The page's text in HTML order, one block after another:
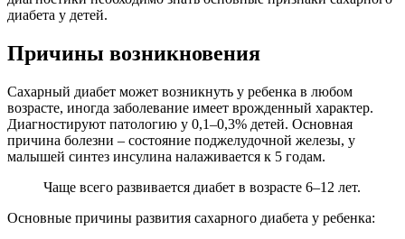
диабета у детей.
Причины возникновения
Сахарный диабет может возникнуть у ребенка в любом
возрасте, иногда заболевание имеет врожденный характер.
Диагностируют патологию у 0,1–0,3% детей. Основная
причина болезни – состояние поджелудочной железы, у
малышей синтез инсулина налаживается к 5 годам.
Чаще всего развивается диабет в возрасте 6–12 лет.
Основные причины развития сахарного диабета у ребенка: